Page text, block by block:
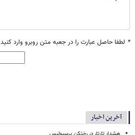
* لطفا حاصل عبارت را در جعبه متن روبرو وارد کنید
آخرین اخبار